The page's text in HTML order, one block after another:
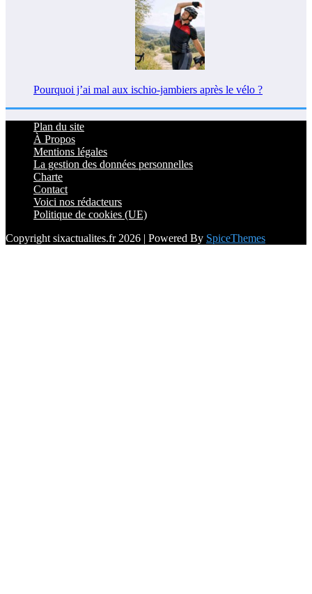
Pourquoi j’ai mal aux ischio-jambiers après le vélo ?
Plan du site
À Propos
Mentions légales
La gestion des données personnelles
Charte
Contact
Voici nos rédacteurs
Politique de cookies (UE)
Copyright sixactualites.fr 2026 | Powered By SpiceThemes